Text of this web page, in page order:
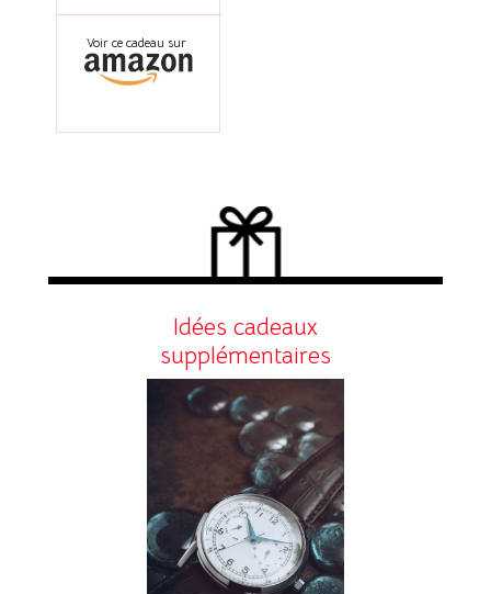
Voir ce cadeau sur
Idées cadeaux
supplémentaires